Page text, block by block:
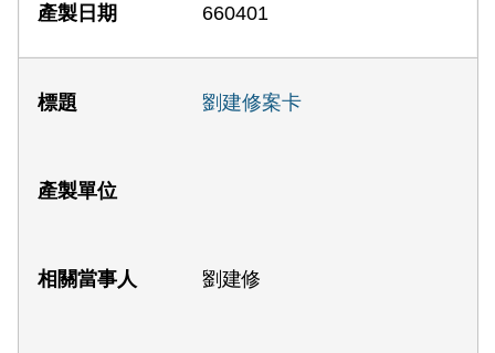
660401
劉建修案卡
劉建修